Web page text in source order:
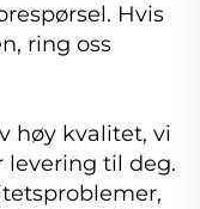
Hvis
ring oss
høy kvalitet, vi
til deg.